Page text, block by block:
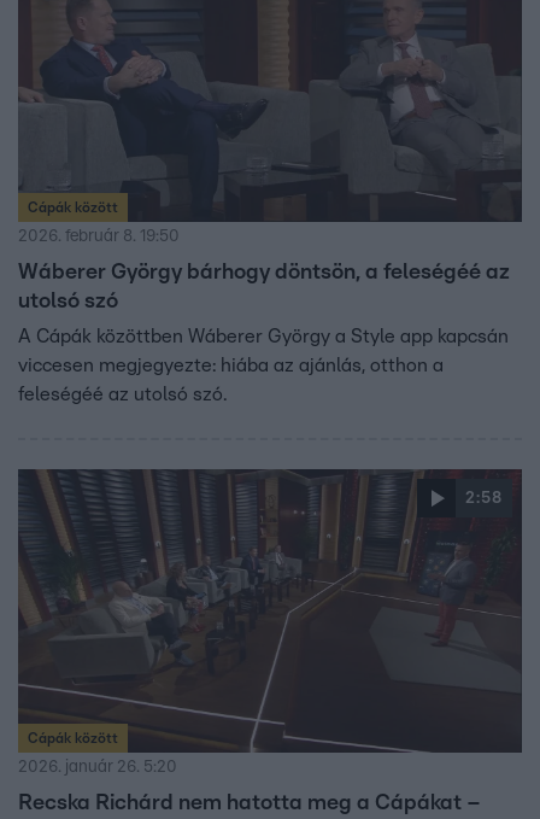
Cápák között
2026. február 8. 19:50
Wáberer György bárhogy döntsön, a feleségéé az
utolsó szó
A Cápák közöttben Wáberer György a Style app kapcsán
viccesen megjegyezte: hiába az ajánlás, otthon a
feleségéé az utolsó szó.
2:58
Cápák között
2026. január 26. 5:20
Recska Richárd nem hatotta meg a Cápákat –